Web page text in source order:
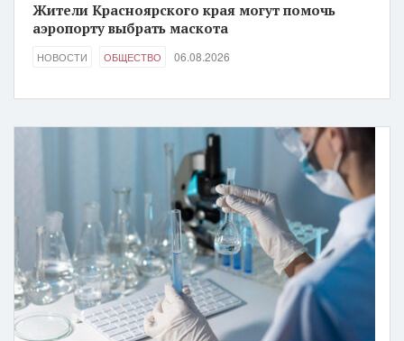
Жители Красноярского края могут помочь
аэропорту выбрать маскота
НОВОСТИ ОБЩЕСТВО 06.08.2026